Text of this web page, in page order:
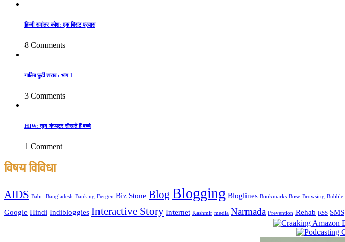
हिन्दी समांतर कोश: एक विराट प्रयास
8 Comments
गालिब छुटी शराब : भाग 1
3 Comments
HIW: खुद कंप्यूटर सीखते हैं बच्चे
1 Comment
विषय विविधा
AIDS Babri Bangladesh Banking Bergen Biz Stone Blog Blogging Bloglines Bookmarks Bose Browsing Bubble
Google Hindi Indibloggies Interactive Story Internet Kashmir media Narmada Prevention Rehab RSS SMS